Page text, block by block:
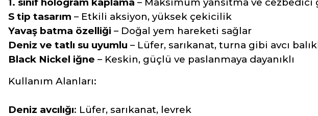
S tip tasarım – Etkili aksiyon, yüksek çekicilik
Yavaş batma özelliği – Doğal yem hareketi sağlar
Deniz ve tatlı su uyumlu – Lüfer, sarıkanat, turna gibi avcı
Black Nickel iğne – Keskin, güçlü ve paslanmaya dayanıklı
Kullanım Alanları:
Deniz avcılığı: Lüfer, sarıkanat, levrek